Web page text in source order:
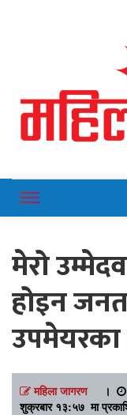
मेरो
होइन
उपमेयरका
महिला जागरण।
शुक्रबार १३:५७ मा